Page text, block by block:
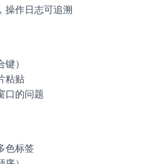
操作日志可追溯
）
粘贴
口的问题
色标签